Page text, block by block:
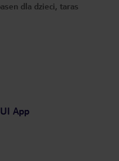
dla dzieci, taras
App